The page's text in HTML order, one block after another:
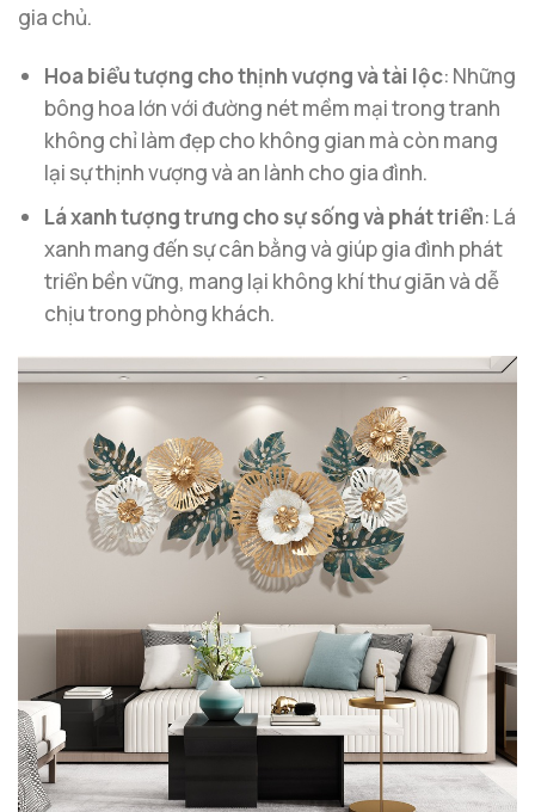
gia chủ.
Hoa biểu tượng cho thịnh vượng và tài lộc: Những
bông hoa lớn với đường nét mềm mại trong tranh
không chỉ làm đẹp cho không gian mà còn mang
lại sự thịnh vượng và an lành cho gia đình.
Lá xanh tượng trưng cho sự sống và phát triển: Lá
xanh mang đến sự cân bằng và giúp gia đình phát
triển bền vững, mang lại không khí thư giãn và dễ
chịu trong phòng khách.